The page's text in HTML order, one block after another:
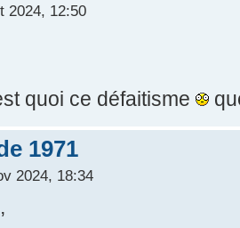
2024, 12:50
quoi ce défaitisme
1971
2024, 18:34